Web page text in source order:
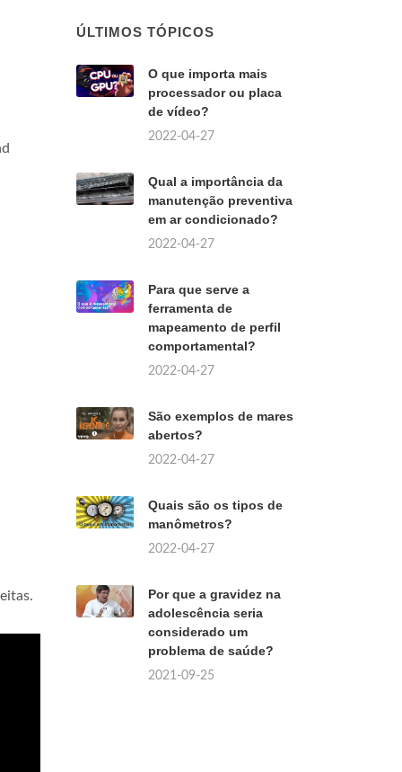
ÚLTIMOS TÓPICOS
O que importa mais
processador ou placa
de vídeo?
2022-04-27
Qual a importância da
manutenção preventiva
em ar condicionado?
2022-04-27
Para que serve a
ferramenta de
mapeamento de perfil
comportamental?
2022-04-27
São exemplos de mares
abertos?
2022-04-27
Quais são os tipos de
manômetros?
2022-04-27
Por que a gravidez na
adolescência seria
considerado um
problema de saúde?
2021-09-25